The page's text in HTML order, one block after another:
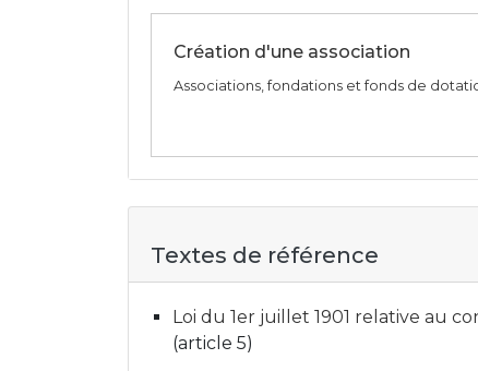
Création d'une association
Associations, fondations et fonds de
Textes de référence
Loi du 1er juillet 1901 relative au
(article 5)